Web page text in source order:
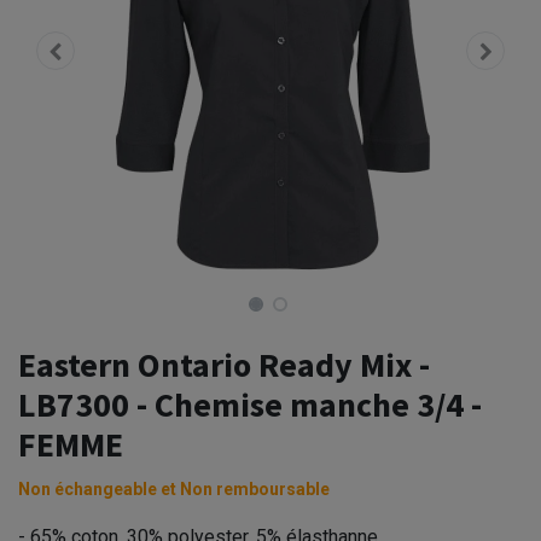
Eastern Ontario Ready Mix -
LB7300 - Chemise manche 3/4 -
FEMME
Non échangeable et Non remboursable
- 65% coton, 30% polyester, 5% élasthanne